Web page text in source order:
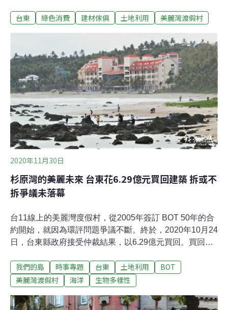
「拆了比較省、全民藝起拆」，呼籲拆除建築體，維護土
法建物串起多元領域 邀請民眾共同參與拆除活動本（12）
月初反反反行動聯盟串連起藝術、環保、建築等領域中，
關心環境生態與地方發展人士，主張透過集智創造來拆除
違法建築體，同時向縣府提出「全民藝起拆」行動方案及
白皮書，並邀請饒慶鈴擔任此案榮譽策展人，策劃台灣史
上參與人數最多、歷時最久的藝術季活動。反反反行動聯
盟新聞稿指出，美麗灣違法建物的全民藝起拆行動方案，
由多元面相交織而成，透過舉辦藝術季的方式，呈現不一
樣的地方行銷策略，讓拆除不僅是拆除，形塑台東的國際
形象。該方案廣邀一般民眾、各類型藝術工作者
台東 綠色消費 建材傢俱 土地利用 美麗灣渡假村
2020年11月30日
杉原灣的美麗未來 台東花6.29億元買回建築 拆或不
拆爭議未落幕
台11線上的美麗灣度假村，從2005年簽訂 BOT 50年的合
約開始，就因為環評問題爭議不斷。終於，2020年10月24
日，台東縣政府接受仲裁結果，以6.29億元買回。買回以
高，有游泳池的建築，要怎麼辦呢？拆，還是不拆？不
拆，要怎麼用？美麗灣事件爭議15年，這15年，對台灣的
不拆繼續投入更多錢？關於美麗灣度假村所在位置的杉原
我們的島 時事專題 台東 土地利用
BOT
美麗灣渡假村
海洋 生物多樣性